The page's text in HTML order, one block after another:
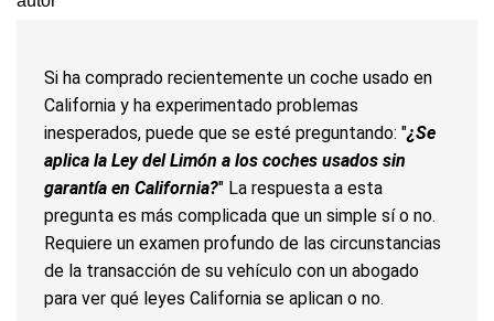
Si ha comprado recientemente un coche usado en
California y ha experimentado problemas
inesperados, puede que se esté preguntando: "¿Se
aplica la Ley del Limón a los coches usados sin
garantía en California?" La respuesta a esta
pregunta es más complicada que un simple sí o no.
Requiere un examen profundo de las circunstancias
de la transacción de su vehículo con un abogado
para ver qué leyes California se aplican o no.